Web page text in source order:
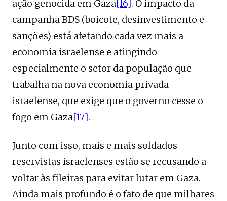
ação genocida em Gaza[16]. O impacto da
campanha BDS (boicote, desinvestimento e
sanções) está afetando cada vez mais a
economia israelense e atingindo
especialmente o setor da população que
trabalha na nova economia privada
israelense, que exige que o governo cesse o
fogo em Gaza[17].
Junto com isso, mais e mais soldados
reservistas israelenses estão se recusando a
voltar às fileiras para evitar lutar em Gaza.
Ainda mais profundo é o fato de que milhares